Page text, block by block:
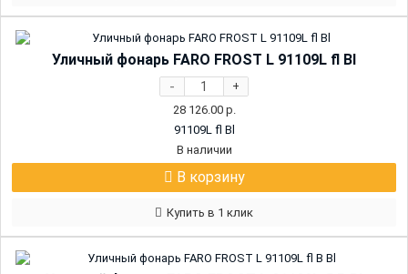
Уличный фонарь FARO FROST L 91109L fl Bl
- +
28 126.00р.
91109L fl Bl
В наличии
В корзину
Купить в 1 клик